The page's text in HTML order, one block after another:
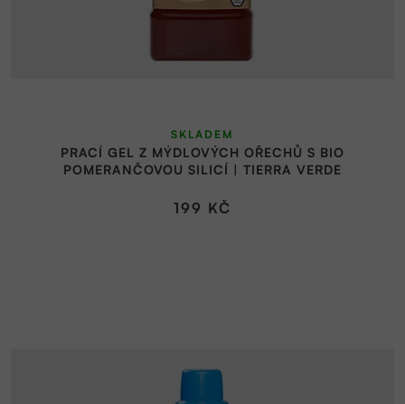
PRACÍ GEL Z MÝDLOVÝCH OŘECHŮ S BIO
POMERANČOVOU SILICÍ | TIERRA VERDE
SKLADEM
199 KČ